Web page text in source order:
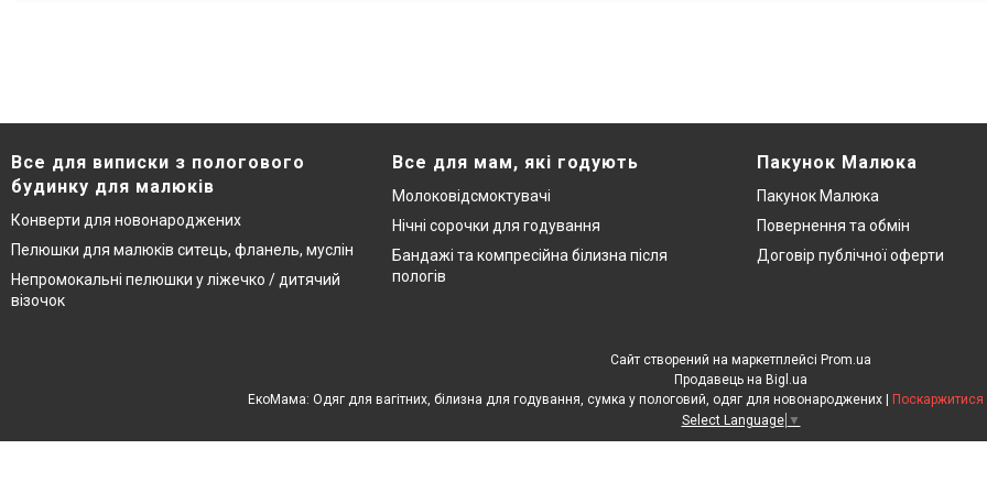
Все для виписки з пологового
будинку для малюків
Конверти для новонароджених
Пелюшки для малюків ситець, фланель, муслін
Непромокальні пелюшки у ліжечко / дитячий
візочок
Все для мам, які годують
Молоковідсмоктувачі
Нічні сорочки для годування
Бандажі та компресійна білизна після
пологів
Пакунок Малюка
Пакунок Малюка
Повернення та обмін
Договір публічної оферти
Сайт створений на маркетплейсі Prom.ua
Продавець на Bigl.ua
Поскаржитися
Select Language ▼